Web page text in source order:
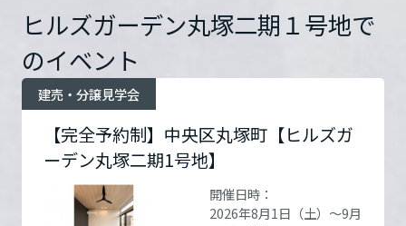
売る
住まいの売却
多彩な動画やこだわりが詰まった建築実例、注目の最新情報など、住
土地活用の基礎から長期安定経営を目指すオーナー様まで、賃貸経営
に役立つ多彩な情報を幅広くお届けします。
ホームラウンジ 土地活用・賃貸経営
これからリフォームをご検討の方
実例動画や基礎知識、収納の工夫など、理想の住まいを叶えるリフォ
ームの具体策とアイデアを豊富にご用意しています。
ホームラウンジ リフォーム
すべてのフィールドに新しい価値をデザインし、持続可能な未来志向
のまちづくりを実現していきます。
ミサワゼネラルソリューション
ミサワホームオーナーさま・リフォーム工事ご契約者さまとミサワホ
ームを結ぶコミュニケーションサイト。お得・便利・安心なコンテン
ツや、ミサワホームからの大切なお知らせなど配信しています。
環境活動
採用情報
新卒者採用
中途採用
障がい者採用
ヒルズガーデン丸塚二期１号地で
のイベント
【完全予約制】中央区丸塚町【ヒルズガ
ーデン丸塚二期1号地】
建売・分譲見学会
開催日時：
2026年8月1日（土）～9月
関東
茨城県
栃木県
開催日時
2026年8月1日（土）～9月
(金)～9月29日(火)
開催場所
浜松市中央区丸塚町363番8
詳細を見る